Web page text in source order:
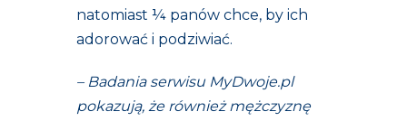
natomiast ¼ panów chce, by ich
adorować i podziwiać.
– Badania serwisu MyDwoje.pl
pokazują, że również mężczyznę